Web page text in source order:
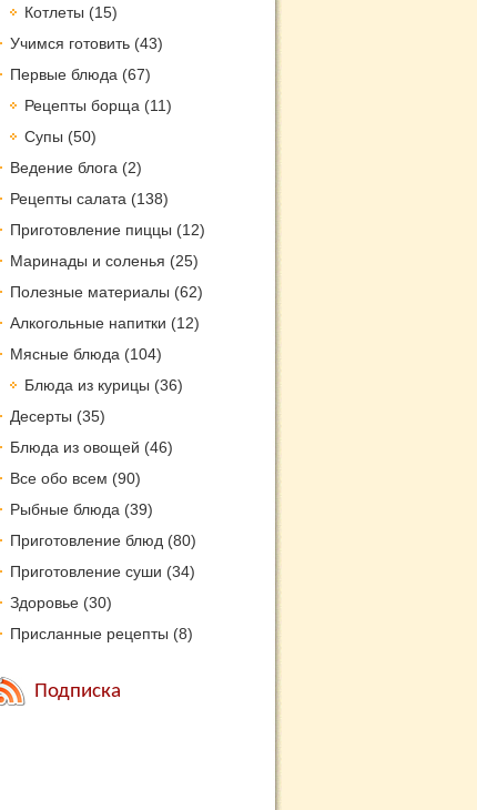
Котлеты (15)
Учимся готовить (43)
Первые блюда (67)
Рецепты борща (11)
Супы (50)
Ведение блога (2)
Рецепты салата (138)
Приготовление пиццы (12)
Маринады и соленья (25)
Полезные материалы (62)
Алкогольные напитки (12)
Мясные блюда (104)
Блюда из курицы (36)
Десерты (35)
Блюда из овощей (46)
Все обо всем (90)
Рыбные блюда (39)
Приготовление блюд (80)
Приготовление суши (34)
Здоровье (30)
Присланные рецепты (8)
Подписка